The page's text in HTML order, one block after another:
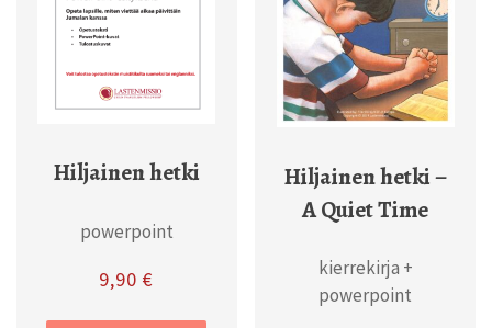
Hiljainen hetki
powerpoint
9,90€
Hiljainen hetki –
A Quiet Time
kierrekirja +
powerpoint